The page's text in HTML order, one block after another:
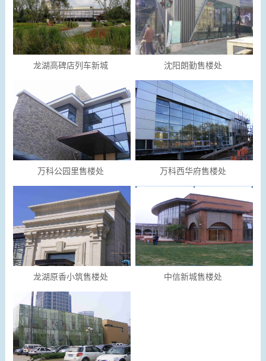
龙湖高碑店列车新城 沈阳朗勤售楼处
万科公园里售楼处 万科西华府售楼处
龙湖原香小筑售楼处 中信新城售楼处